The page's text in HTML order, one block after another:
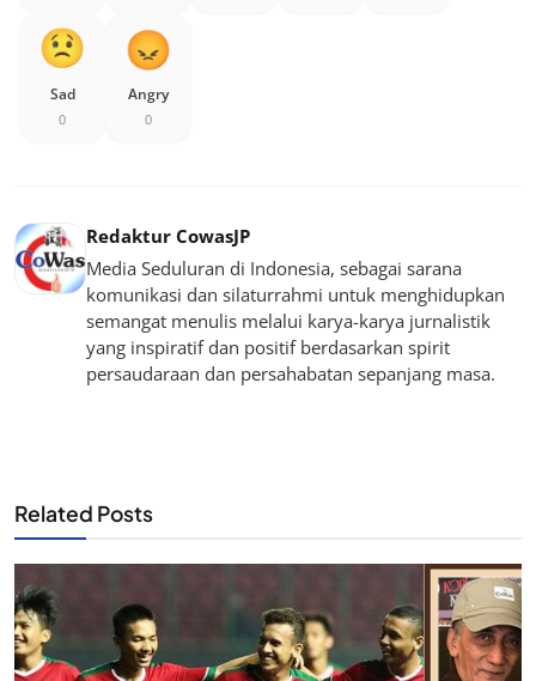
Sad
0
Angry
0
Redaktur CowasJP
Media Seduluran di Indonesia, sebagai sarana
komunikasi dan silaturrahmi untuk menghidupkan
semangat menulis melalui karya-karya jurnalistik
yang inspiratif dan positif berdasarkan spirit
persaudaraan dan persahabatan sepanjang masa.
Related Posts